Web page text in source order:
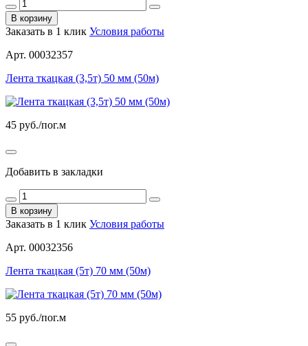
В корзину
Заказать в 1 клик Условия работы
Арт. 00032357
Лента ткацкая (3,5т) 50 мм (50м)
45 руб./пог.м
Добавить в закладки
В корзину
Заказать в 1 клик Условия работы
Арт. 00032356
Лента ткацкая (5т) 70 мм (50м)
55 руб./пог.м